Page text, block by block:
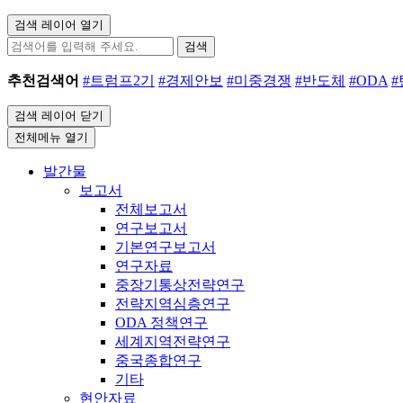
검색 레이어 열기
검색
추천검색어 #트럼프2기 #경제안보 #미중경쟁 #반도체 #ODA #
검색 레이어 닫기
전체메뉴 열기
발간물
보고서
전체보고서
연구보고서
기본연구보고서
연구자료
중장기통상전략연구
전략지역심층연구
ODA 정책연구
세계지역전략연구
중국종합연구
기타
현안자료